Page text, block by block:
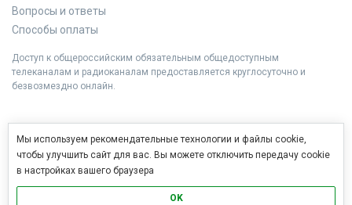
Вопросы и ответы
Способы оплаты
Доступ к общероссийским обязательным общедоступным
телеканалам и радиоканалам предоставляется круглосуточно и
безвозмездно онлайн.
Мы используем рекомендательные технологии и файлы cookie,
чтобы улучшить сайт для вас. Вы можете отключить передачу cookie
в настройках вашего браузера
OK